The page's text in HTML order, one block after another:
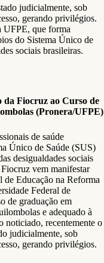
judicialmente, sob
gerando privilégios.
UFPE, que forma
do Sistema Único de
sociais brasileiras.
da Fiocruz ao Curso de
(Pronera/UFPE)
de saúde
Único de Saúde (SUS)
desigualdades sociais
vem manifestar
Educação na Reforma
Federal de
de graduação em
e adequado à
noticiado, recentemente o
judicialmente, sob
gerando privilégios.